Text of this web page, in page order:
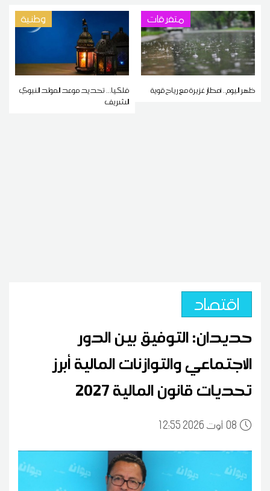
متفرقات
ظهر اليوم.. أمطار غزيرة مع رياح قوية
وطنية
فلكيا... تحديد موعد المولد النبوي
الشريف
اقتصاد
حديدان: التوفيق بين الدور
الاجتماعي والتوازنات المالية أبرز
تحديات قانون المالية 2027
0812:55 2026 أوت